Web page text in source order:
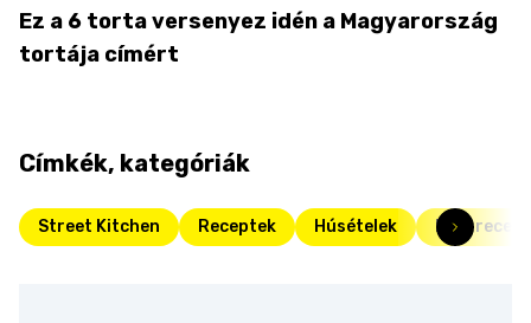
Ez a 6 torta versenyez idén a Magyarország
tortája címért
Címkék, kategóriák
Street Kitchen Receptek Húsételek Diós